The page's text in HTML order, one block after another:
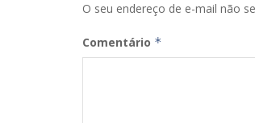
O seu endereço de e-mail não
Comentário *